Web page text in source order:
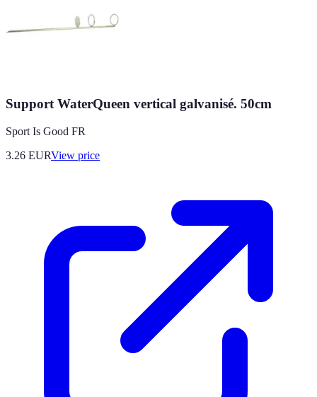
Support WaterQueen vertical galvanisé. 50cm
Sport Is Good FR
3.26 EURView price